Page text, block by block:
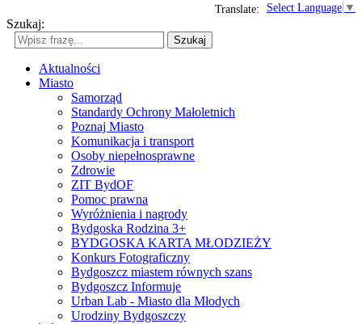
Select Language ▼
Translate:
Szukaj:
Szukaj
Aktualności
Miasto
Samorząd
Standardy Ochrony Małoletnich
Poznaj Miasto
Komunikacja i transport
Osoby niepełnosprawne
Zdrowie
ZIT BydOF
Pomoc prawna
Wyróżnienia i nagrody
Bydgoska Rodzina 3+
BYDGOSKA KARTA MŁODZIEŻY
Konkurs Fotograficzny
Bydgoszcz miastem równych szans
Bydgoszcz Informuje
Urban Lab - Miasto dla Młodych
Urodziny Bydgoszczy